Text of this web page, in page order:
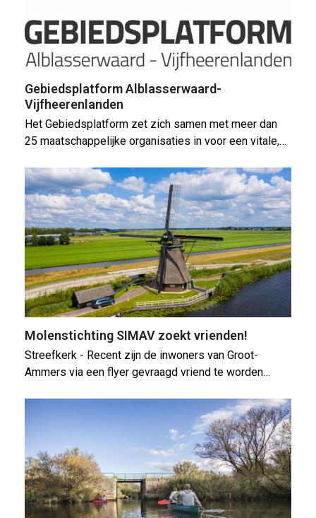
Gebiedsplatform Alblasserwaard-
Vijfheerenlanden
Het Gebiedsplatform zet zich samen met meer dan
25 maatschappelijke organisaties in voor een vitale,…
Molenstichting SIMAV zoekt vrienden!
Streefkerk - Recent zijn de inwoners van Groot-
Ammers via een flyer gevraagd vriend te worden…